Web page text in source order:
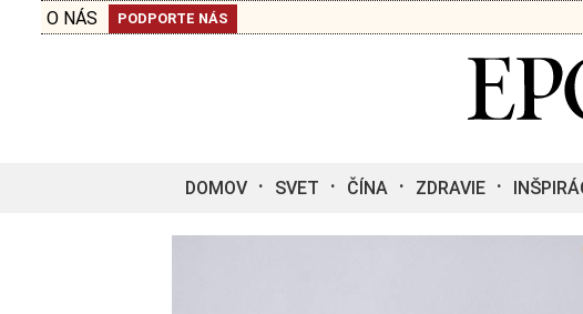
O NÁS PODPORTE NÁS
DOMOV SVET ČÍNA ZDRAVIE